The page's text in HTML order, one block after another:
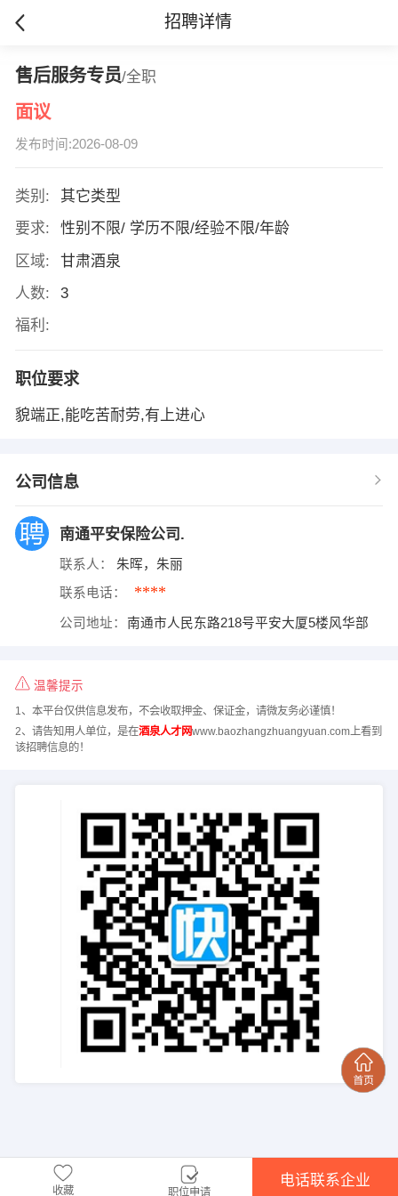
招聘详情
售后服务专员/全职
面议
发布时间:2026-08-09
类别:
其它类型
要求:
性别不限/ 学历不限/经验不限/年龄
区域:
甘肃酒泉
人数:
3
福利:
职位要求
貌端正,能吃苦耐劳,有上进心
公司信息
南通平安保险公司.
联系人： 朱晖，朱丽
联系电话： ****
公司地址： 南通市人民东路218号平安大厦5楼风华部
温馨提示
1、本平台仅供信息发布，不会收取押金、保证金，请微友务必谨慎！
2、请告知用人单位，是在酒泉人才网www.baozhangzhuangyuan.com上看到
该招聘信息的！
收藏 职位申请
电话联系企业